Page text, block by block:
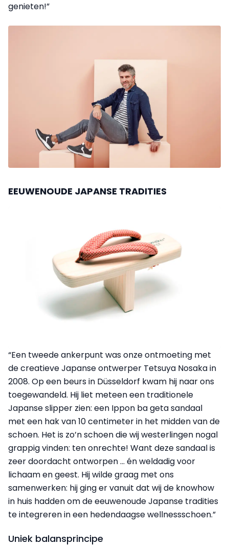
genieten!”
EEUWENOUDE JAPANSE TRADITIES
“Een tweede ankerpunt was onze ontmoeting met
de creatieve Japanse ontwerper Tetsuya Nosaka in
2008. Op een beurs in Düsseldorf kwam hij naar ons
toegewandeld. Hij liet meteen een traditionele
Japanse slipper zien: een Ippon ba geta sandaal
met een hak van 10 centimeter in het midden van de
schoen. Het is zo’n schoen die wij westerlingen nogal
grappig vinden: ten onrechte! Want deze sandaal is
zeer doordacht ontworpen ... én weldadig voor
lichaam en geest. Hij wilde graag met ons
samenwerken: hij ging er vanuit dat wij de knowhow
in huis hadden om de eeuwenoude Japanse tradities
te integreren in een hedendaagse wellnessschoen.”
Uniek balansprincipe